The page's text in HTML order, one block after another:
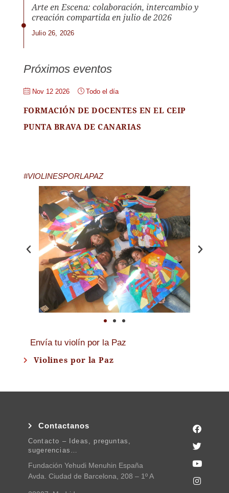
Arte en Escena: colaboración, intercambio y
creación compartida en julio de 2026
Julio 26, 2026
Próximos eventos
Nov 12 2026 Todo el día
FORMACIÓN DE DOCENTES EN EL CEIP
PUNTA BRAVA DE CANARIAS
#VIOLINESPORLAPAZ
Envía tu violín por la Paz
Violines por la Paz
Contactanos
Contacto – Ideas, preguntas,
sugerencias…
Fundación Yehudi Menuhin España
Avda. Ciudad de Barcelona, 208 – 1º A